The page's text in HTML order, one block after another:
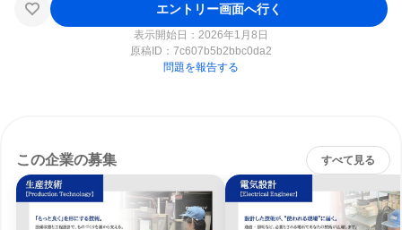
エントリー画面へ行く
表示開始日：2026年1月8日
原稿ID： 7c607b5b2bbc0da2
問題を報告する
この企業の募集 すべて見る